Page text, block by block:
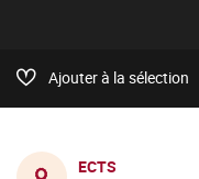
Ajouter à la sélection
ECTS